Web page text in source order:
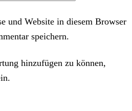
und Website in diesem Browser
speichern.
hinzufügen zu können,